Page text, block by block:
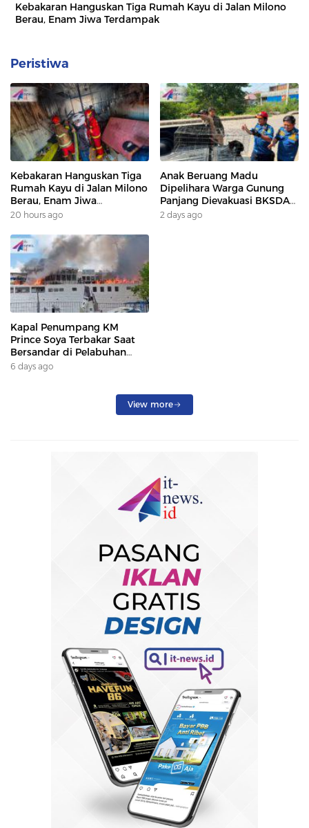
Kebakaran Hanguskan Tiga Rumah Kayu di Jalan Milono
Berau, Enam Jiwa Terdampak
Peristiwa
Kebakaran Hanguskan Tiga
Rumah Kayu di Jalan Milono
Berau, Enam Jiwa
Terdampak
20 hours ago
Anak Beruang Madu
Dipelihara Warga Gunung
Panjang Dievakuasi BKSDA
Dan DAMKAR
2 days ago
Kapal Penumpang KM
Prince Soya Terbakar Saat
Bersandar di Pelabuhan
Samarinda, Keberangkatan
6 days ago
View more